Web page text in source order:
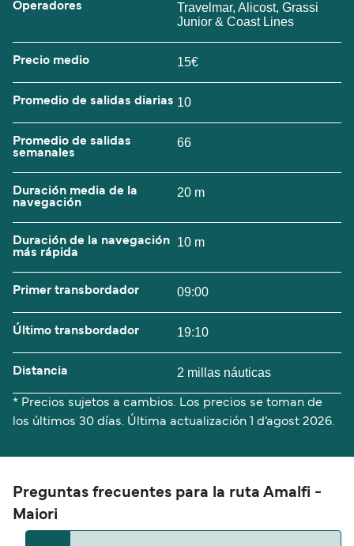
Operadores
Travelmar, Alicost, Grassi
Junior & Coast Lines
Precio medio 15€
Promedio de salidas diarias 10
Promedio de salidas
semanales
66
Duración media de la
navegación
20 m
Duración de la navegación
más rápida
10 m
Primer transbordador 09:00
Último transbordador 19:10
Distancia 2 millas náuticas
* Precios sujetos a cambios. Los precios se toman de
los últimos 30 días. Última actualización
1 d’agost 2026.
Preguntas frecuentes para la ruta Amalfi -
Maiori